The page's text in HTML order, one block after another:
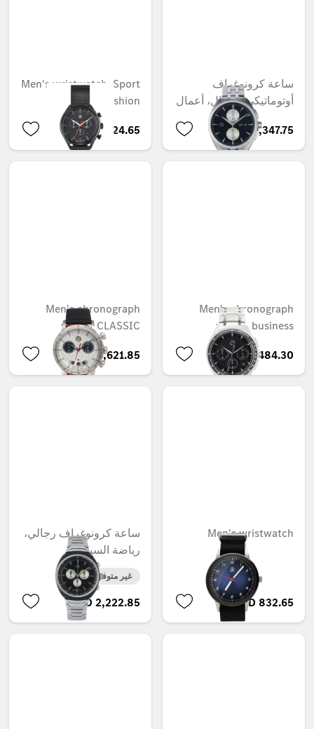
ساعة كرونوغراف
أوتوماتيكي للرجال، أعمال
AED 10,347.75
Men's wristwatch, Sport
Fashion
AED 1,924.65
Men's chronograph
watch, business
AED 2,484.30
Men's chronograph
watch, CLASSIC
AED 2,621.85
Men's wristwatch
AED 832.65
ساعة كرونوغراف رجالي،
رياضة السيارات
غير متوفر حاليا
AED 2,222.85